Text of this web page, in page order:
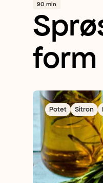
90 min
form
Potet Sitron